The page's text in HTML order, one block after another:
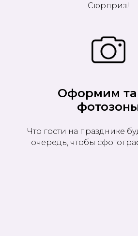
Сюрприз!
Оформим
Что гости на празднике
очередь, чтобы